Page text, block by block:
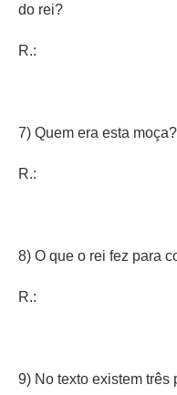
do rei?
R.:
7) Quem era esta moça?
R.:
8) O que o rei fez para
R.:
9) No texto existem três